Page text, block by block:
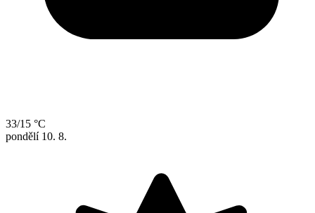
33/15 °C
pondělí 10. 8.